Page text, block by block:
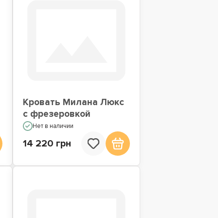
Кровать Милана Люкс
с фрезеровкой
Нет в наличии
14 220 грн